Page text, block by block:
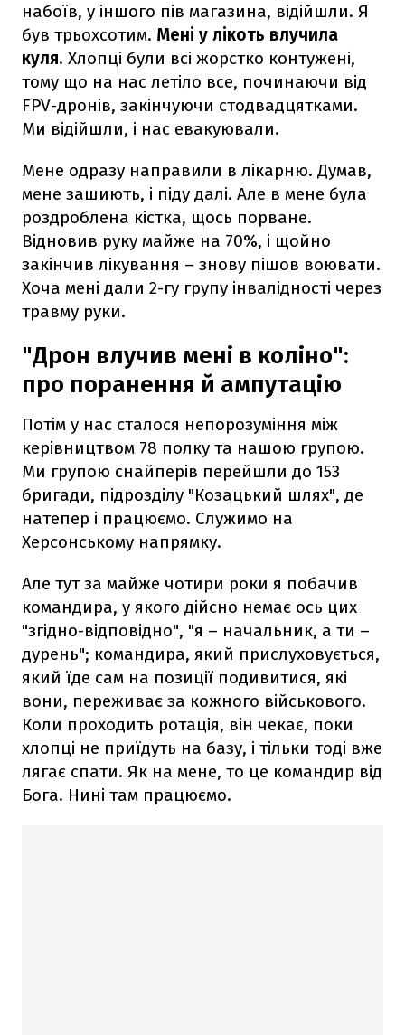
набоїв, у іншого пів магазина, відійшли. Я
був трьохсотим. Мені у лікоть влучила
куля. Хлопці були всі жорстко контужені,
тому що на нас летіло все, починаючи від
FPV-дронів, закінчуючи стодвадцятками.
Ми відійшли, і нас евакуювали.
Мене одразу направили в лікарню. Думав,
мене зашиють, і піду далі. Але в мене була
роздроблена кістка, щось порване.
Відновив руку майже на 70%, і щойно
закінчив лікування – знову пішов воювати.
Хоча мені дали 2-гу групу інвалідності через
травму руки.
"Дрон влучив мені в коліно":
про поранення й ампутацію
Потім у нас сталося непорозуміння між
керівництвом 78 полку та нашою групою.
Ми групою снайперів перейшли до 153
бригади, підрозділу "Козацький шлях", де
натепер і працюємо. Служимо на
Херсонському напрямку.
Але тут за майже чотири роки я побачив
командира, у якого дійсно немає ось цих
"згідно-відповідно", "я – начальник, а ти –
дурень"; командира, який прислуховується,
який їде сам на позиції подивитися, які
вони, переживає за кожного військового.
Коли проходить ротація, він чекає, поки
хлопці не приїдуть на базу, і тільки тоді вже
лягає спати. Як на мене, то це командир від
Бога. Нині там працюємо.